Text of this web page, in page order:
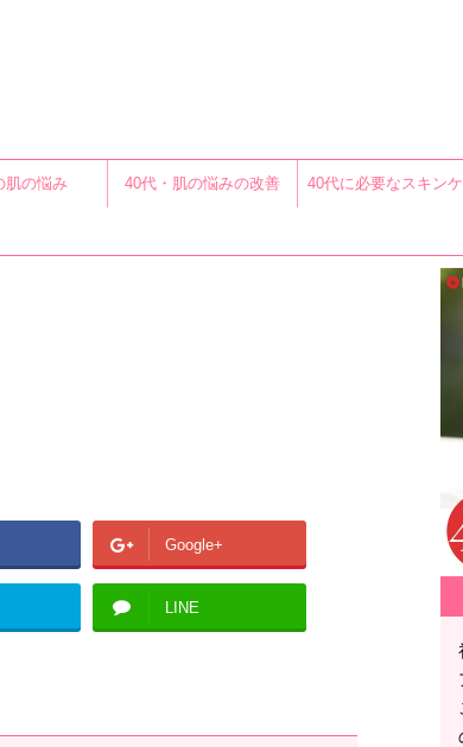
肌の悩み 40代・肌の悩みの改善 40代に必要なスキン
Google+
LINE